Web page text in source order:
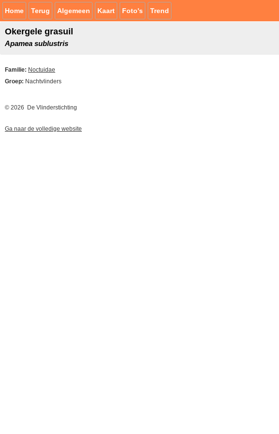
Home Terug Algemeen Kaart Foto's Trend
Okergele grasuil
Apamea sublustris
Familie: Noctuidae
Groep: Nachtvlinders
© 2026 De Vlinderstichting
Ga naar de volledige website